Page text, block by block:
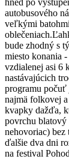
autobusového
veľkými
bude zhodný s
miesto konania
vzdialenej asi 6
nastávajúcich
programu počuť
najmä folkovej
kvapky dažďa,
povrchu blatový
nehovoriac) bez
ďalšie dva dni
na festival